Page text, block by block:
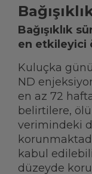
Bağışıklık
en etkileyici
Kuluçka
ND
en az 72
belirtilere,
verimindeki
kabul
düzeyde